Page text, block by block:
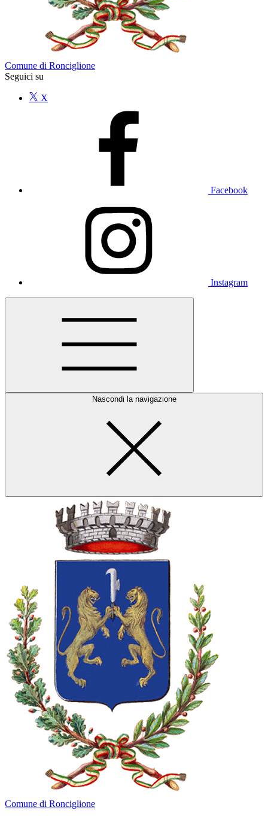
Comune di Ronciglione
Seguici su
X
Facebook
Instagram
Nascondi la navigazione
Comune di Ronciglione